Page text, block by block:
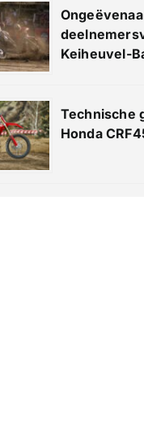
Keiheuvel-
Technische
Honda